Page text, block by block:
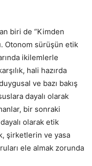
biri de “Kimden
Otonom sürüşün etik
ikilemlerle
hali hazırda
ve bazı bakış
dayalı olarak
bir sonraki
olarak etik
şirketlerin ve yasa
ele almak zorunda